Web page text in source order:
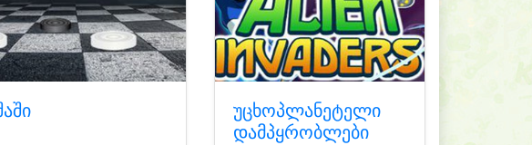
უცხოპლანეტელი
დამპყრობლები